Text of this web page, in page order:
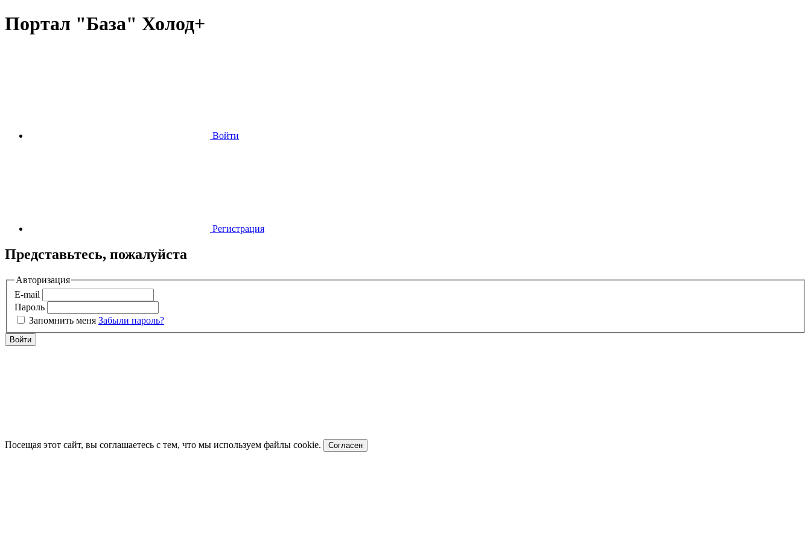
Портал "База" Холод+
Войти
Регистрация
Представьтесь, пожалуйста
Авторизация
E-mail
Пароль
Запомнить меня Забыли пароль?
Войти
Посещая этот сайт, вы соглашаетесь с тем, что мы используем файлы cookie. Согласен